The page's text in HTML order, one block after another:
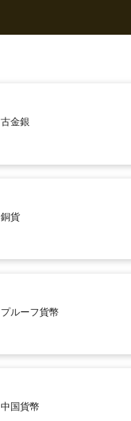
古金銀
銅貨
プルーフ貨幣
中国貨幣